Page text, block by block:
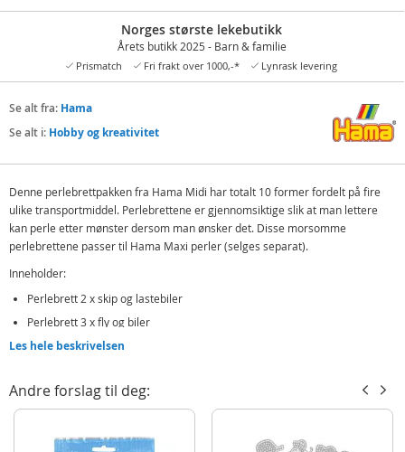
Norges største lekebutikk
Årets butikk 2025 - Barn & familie
Prismatch Fri frakt over 1000,-* Lynrask levering
Se alt fra: Hama
Se alt i: Hobby og kreativitet
Denne perlebrettpakken fra Hama Midi har totalt 10 former fordelt på fire
ulike transportmiddel. Perlebrettene er gjennomsiktige slik at man lettere
kan perle etter mønster dersom man ønsker det. Disse morsomme
perlebrettene passer til Hama Maxi perler (selges separat).
Inneholder:
Perlebrett 2 x skip og lastebiler
Perlebrett 3 x fly og biler
Hama Maxi er spesielt utviklet for småbarn, og Maxi strykeperlene er litt
Les hele beskrivelsen
Andre forslag til deg: